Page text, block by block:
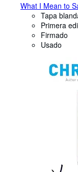
What I Mean to
Tapa
Primera
Firmado
Usado